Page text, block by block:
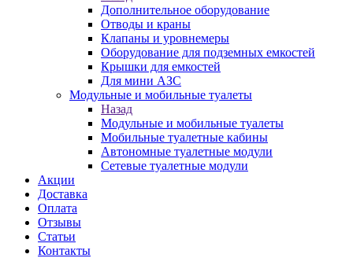
Дополнительное оборудование
Отводы и краны
Клапаны и уровнемеры
Оборудование для подземных емкостей
Крышки для емкостей
Для мини АЗС
Модульные и мобильные туалеты
Назад
Модульные и мобильные туалеты
Мобильные туалетные кабины
Автономные туалетные модули
Сетевые туалетные модули
Акции
Доставка
Оплата
Отзывы
Статьи
Контакты